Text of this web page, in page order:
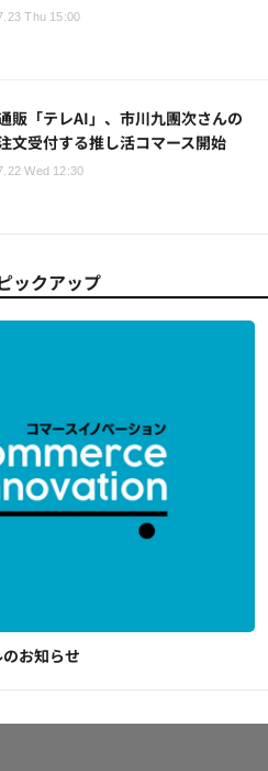
Thu 15:00
販「テレAI」、市川九團次さんの
文受付する推し活コマース開始
Wed 12:30
ックアップ
お知らせ